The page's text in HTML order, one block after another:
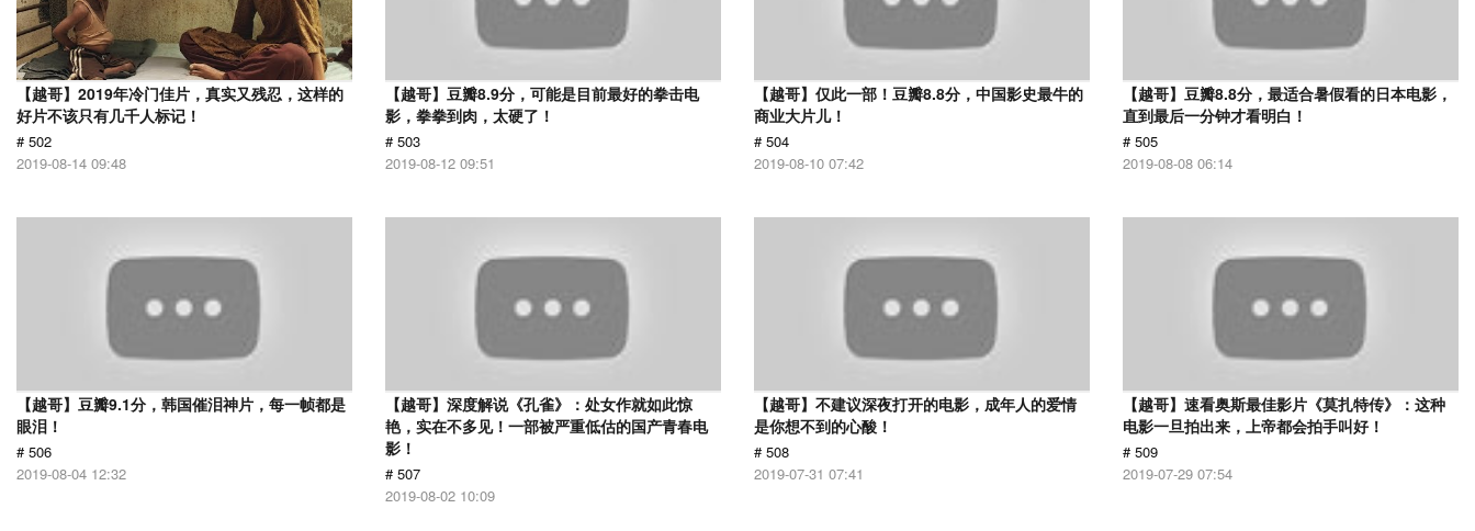
【越哥】2019年冷门佳片，真实又残忍，这样的
好片不该只有几千人标记！
# 502
2019-08-14 09:48
【越哥】豆瓣8.9分，可能是目前最好的拳击电
影，拳拳到肉，太硬了！
# 503
2019-08-12 09:51
【越哥】仅此一部！豆瓣8.8分，中国影史最牛的
商业大片儿！
# 504
2019-08-10 07:42
【越哥】豆瓣8.8分，最适合暑假看的日本电影，
直到最后一分钟才看明白！
# 505
2019-08-08 06:14
【越哥】豆瓣9.1分，韩国催泪神片，每一帧都是
眼泪！
# 506
2019-08-04 12:32
【越哥】深度解说《孔雀》：处女作就如此惊
艳，实在不多见！一部被严重低估的国产青春电
影！
# 507
2019-08-02 10:09
【越哥】不建议深夜打开的电影，成年人的爱情
是你想不到的心酸！
# 508
2019-07-31 07:41
【越哥】速看奥斯最佳影片《莫扎特传》：这种
电影一旦拍出来，上帝都会拍手叫好！
# 509
2019-07-29 07:54